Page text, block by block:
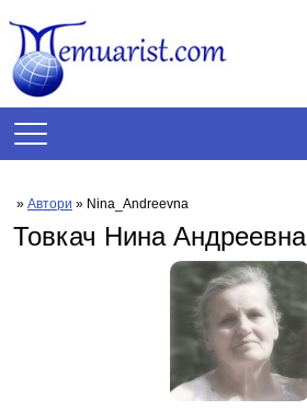
» Автори » Nina_Andreevna
Товкач Нина Андреевна